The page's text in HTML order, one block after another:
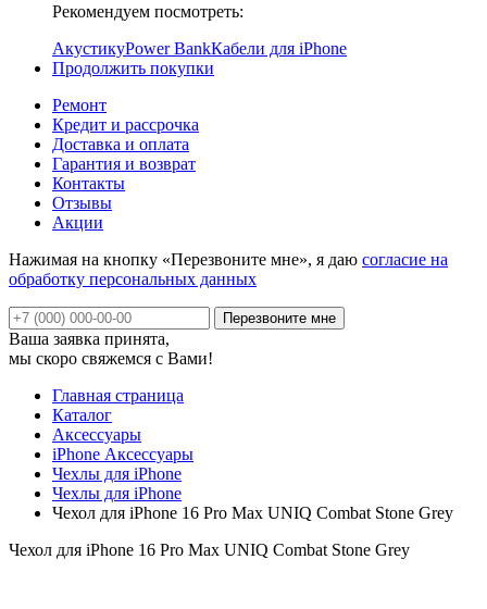
Рекомендуем посмотреть:
АкустикуPower BankКабели для iPhone
Продолжить покупки
Ремонт
Кредит и рассрочка
Доставка и оплата
Гарантия и возврат
Контакты
Отзывы
Акции
Нажимая на кнопку «Перезвоните мне», я даю согласие на
обработку персональных данных
Ваша заявка принята,
мы скоро свяжемся с Вами!
Главная страница
Каталог
Аксессуары
iPhone Аксессуары
Чехлы для iPhone
Чехлы для iPhone
Чехол для iPhone 16 Pro Max UNIQ Combat Stone Grey
Чехол для iPhone 16 Pro Max UNIQ Combat Stone Grey